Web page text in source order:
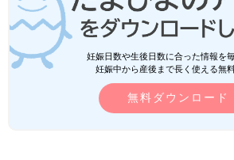
妊娠日数や生後日数に合った情報を
妊娠中から産後まで長く使える無
無料ダウンロード